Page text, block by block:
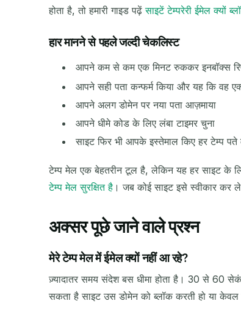
होता है, तो हमारी गाइड पढ़ेंसाइटें टेम्परेरी ईमेल क्यों
हार मानने से पहले जल्दी चेकलिस्ट
आपने कम से कम एक मिनट रुककर इनबॉक्स
आपने सही पता कन्फर्म किया और यह कि वह
आपने अलग डोमेन पर नया पता आज़माया
आपने धीमे कोड के लिए लंबा टाइमर चुना
साइट फिर भी आपके इस्तेमाल किए हर टेम्प पते
टेम्प मेल एक बेहतरीन टूल है, लेकिन यह हर साइट के
टेम्प मेल सुरक्षित है । जब कोई साइट इसे स्वीकार
अक्सर पूछे जाने वाले प्रश्न
मेरे टेम्प मेल में ईमेल क्यों नहीं आ रहे?
ज़्यादातर समय संदेश बस धीमा होता है। 30 से 60
सकता है साइट उस डोमेन को ब्लॉक करती हो या केवल